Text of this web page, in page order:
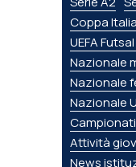
Coppa Italia
UEFA
Nazionale
Nazionale
Nazionale
Attività
News